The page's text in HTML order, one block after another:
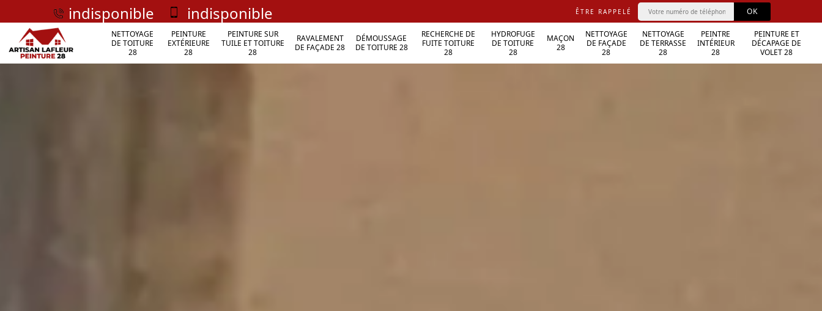
indisponible indisponible ÊTRE RAPPELÉ
NETTOYAGE
DE TOITURE
28
PEINTURE
EXTÉRIEURE
28
PEINTURE SUR
TUILE ET TOITURE
28
RAVALEMENT
DE FAÇADE 28
DÉMOUSSAGE
DE TOITURE 28
RECHERCHE DE
FUITE TOITURE
28
HYDROFUGE
DE TOITURE
28
MAÇON
28
NETTOYAGE
DE FAÇADE
28
NETTOYAGE
DE TERRASSE
28
PEINTRE
INTÉRIEUR
28
PEINTURE ET
DÉCAPAGE DE
VOLET 28